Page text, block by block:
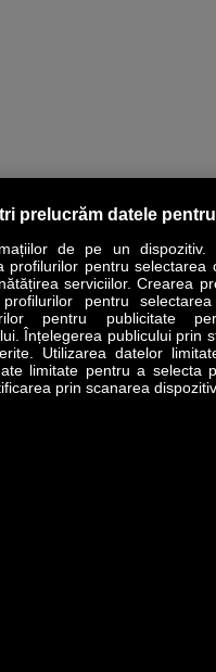
CEO LIFESTYLE
Revista
de către www.bmag.ro
în acord cu termenii agreaţi
prelucrăm datele
de pe un dispozitiv.
profilurilor pentru selectarea
serviciilor. Crearea
pentru
pentru publicitate
Înțelegerea publicului prin
Utilizarea datelor
limitate pentru a selecta
prin scanarea